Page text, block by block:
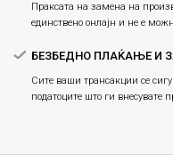
Праксата на замена на
единствено онлајн и не е
БЕЗБЕДНО ПЛАЌАЊЕ И
Сите ваши трансакции се
податоците што ги внесувате